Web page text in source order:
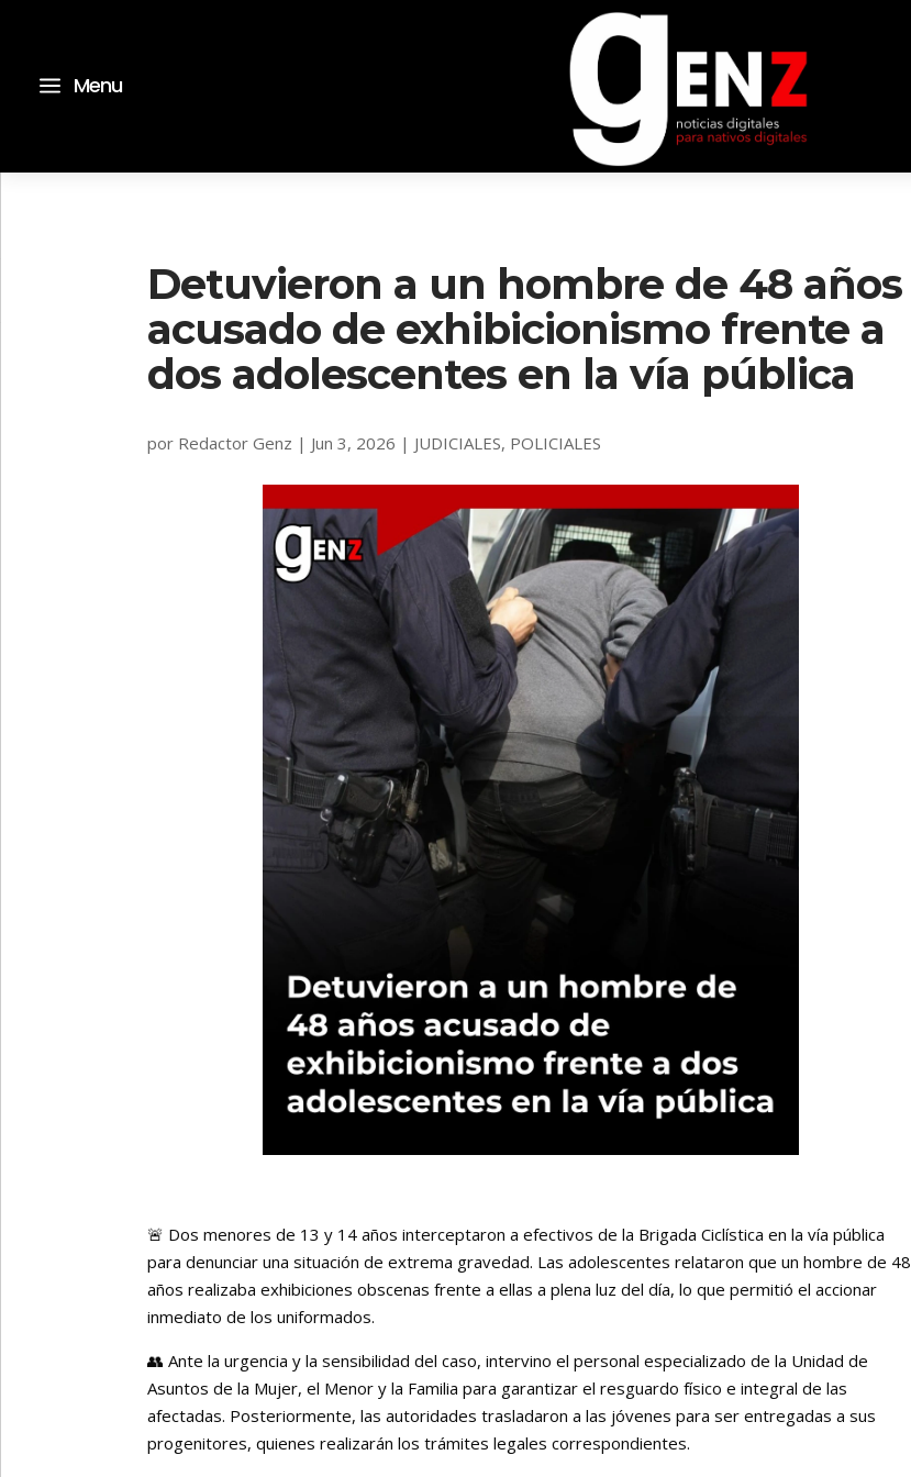
a Menu
Detuvieron a un hombre de 48 años
acusado de exhibicionismo frente a
dos adolescentes en la vía pública
por Redactor Genz | Jun 3, 2026 | JUDICIALES, POLICIALES
🚨 Dos menores de 13 y 14 años interceptaron a efectivos de la Brigada Ciclística en la vía pública
para denunciar una situación de extrema gravedad. Las adolescentes relataron que un hombre de 48
años realizaba exhibiciones obscenas frente a ellas a plena luz del día, lo que permitió el accionar
inmediato de los uniformados.
👥 Ante la urgencia y la sensibilidad del caso, intervino el personal especializado de la Unidad de
Asuntos de la Mujer, el Menor y la Familia para garantizar el resguardo físico e integral de las
afectadas. Posteriormente, las autoridades trasladaron a las jóvenes para ser entregadas a sus
progenitores, quienes realizarán los trámites legales correspondientes.